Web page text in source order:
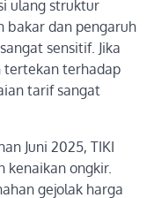
ulang struktur
bakar dan pengaruh
sensitif. Jika
tertekan terhadap
tarif sangat
Juni 2025, TIKI
kenaikan ongkir.
gejolak harga